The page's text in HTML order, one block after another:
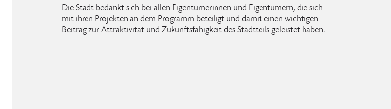
Die Stadt bedankt sich bei allen Eigentümerinnen und Eigentümern, die sich
mit ihren Projekten an dem Programm beteiligt und damit einen wichtigen
Beitrag zur Attraktivität und Zukunftsfähigkeit des Stadtteils geleistet haben.